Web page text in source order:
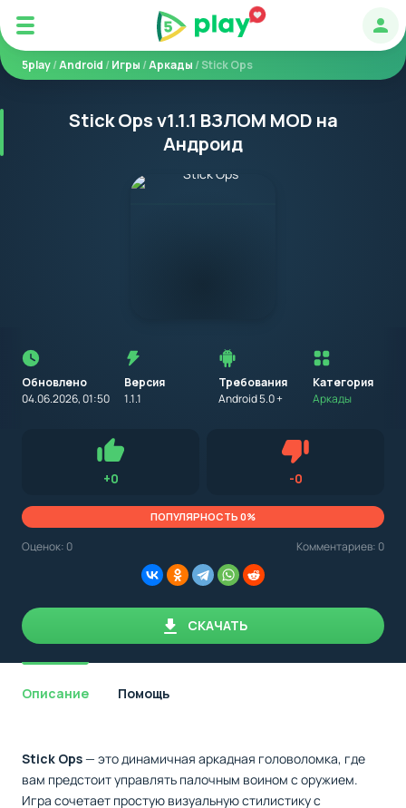
5play/Android /Игры /Аркады / Stick Ops
Stick Ops v1.1.1 ВЗЛОМ MOD на
Андроид
Обновлено
04.06.2026, 01:50
Версия
1.1.1
Требования
Android 5.0 +
установкой
приложения
на
устройство
с
указываем
минимальные
необходимые
Категория
Аркады
обращать внимание на установленную версию Android
OS. Мы указываем минимально необходимую версию для
+0Нравится -0Не нравится
ПОПУЛЯРНОСТЬ 0%
Оценок: 0 Комментариев: 0
СКАЧАТЬ
Описание Помощь
Stick Ops— это динамичная аркадная головоломка, где
вам предстоит управлять палочным воином с оружием.
Игра сочетает простую визуальную стилистику с